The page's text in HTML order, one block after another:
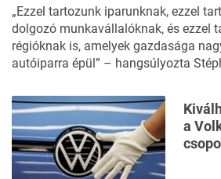
„Ezzel tartozunk iparunknak, ezzel
dolgozó munkavállalóknak, és ezzel
régióknak is, amelyek gazdasága
autóiparra épül” – hangsúlyozta
a